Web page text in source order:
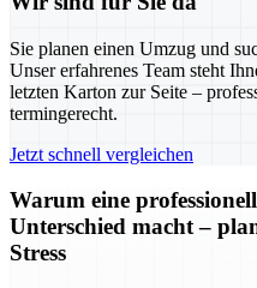
Sie planen einen Umzug und
Unser erfahrenes Team steht
letzten Karton zur Seite –
termingerecht.
Jetzt schnell vergleichen
Warum eine
Unterschied macht –
Stress